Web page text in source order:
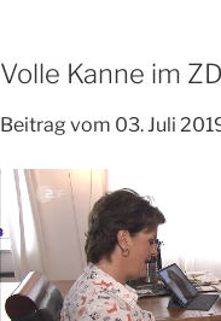
Volle Kanne im
Beitrag vom 03. Juli